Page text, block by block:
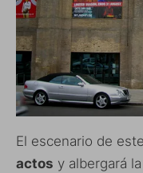
El escenario de
actos y albergará